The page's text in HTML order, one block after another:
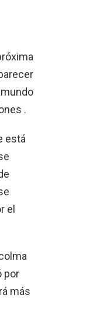
.
está
el
por
más